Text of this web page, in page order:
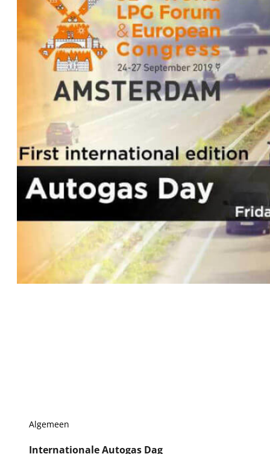
Algemeen
Internationale Autogas Dag